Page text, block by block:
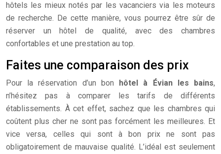
hôtels les mieux notés par les vacanciers via les moteurs
de recherche. De cette manière, vous pourrez être sûr de
réserver un hôtel de qualité, avec des chambres
confortables et une prestation au top.
Faites une comparaison des prix
Pour la réservation d’un bon hôtel à Évian les bains,
n’hésitez pas à comparer les tarifs de différents
établissements. À cet effet, sachez que les chambres qui
coûtent plus cher ne sont pas forcément les meilleures. Et
vice versa, celles qui sont à bon prix ne sont pas
obligatoirement de mauvaise qualité. L’idéal est seulement